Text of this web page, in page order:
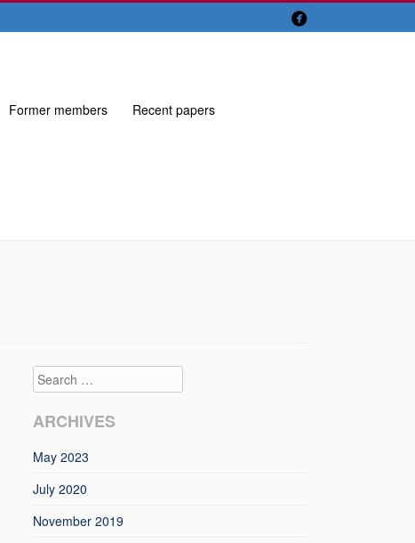

Former members Recent papers
Search
ARCHIVES
May 2023
July 2020
November 2019